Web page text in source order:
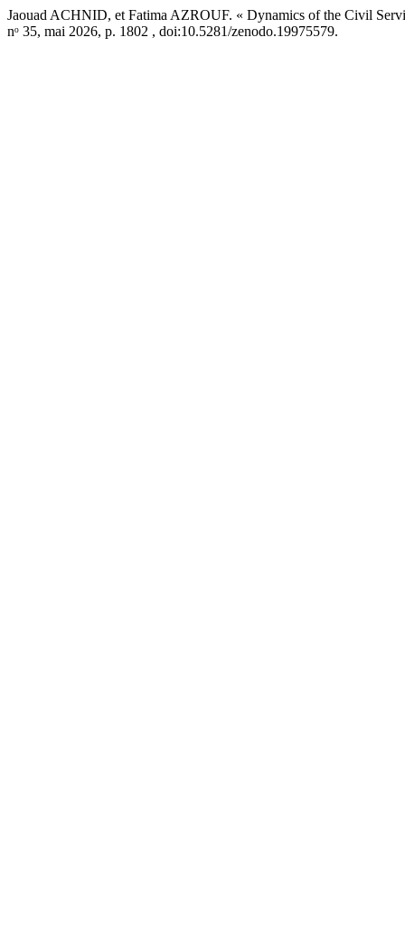
Jaouad ACHNID, et Fatima AZROUF. « Dynamics of the Civil
nᵒ 35, mai 2026, p. 1802 , doi:10.5281/zenodo.19975579.